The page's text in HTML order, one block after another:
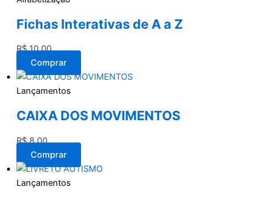
Fichas Interativas de A a Z
R$10,00
Comprar
Lançamentos
CAIXA DOS MOVIMENTOS
R$8,00
Comprar
Lançamentos